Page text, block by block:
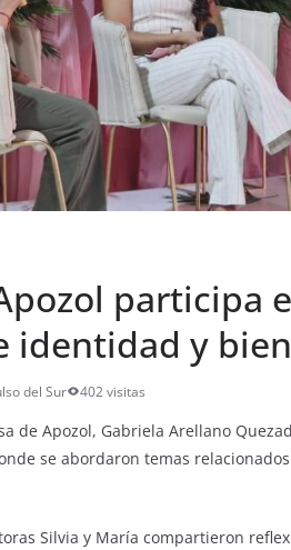
participa
identidad y
del Sur 402 visitas
de Apozol, Gabriela Arellano
se abordaron temas
Silvia y María compartieron